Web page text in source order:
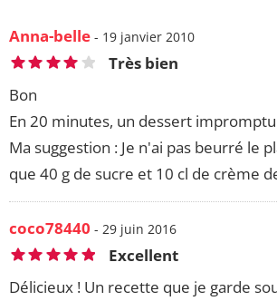
Anna-belle - 19 janvier 2010
Très bien
Bon
En 20 minutes, un dessert
Ma suggestion : Je n'ai pas beurré le
que 40 g de sucre et 10 cl de crème
coco78440 - 29 juin 2016
Excellent
Délicieux ! Un recette que je garde